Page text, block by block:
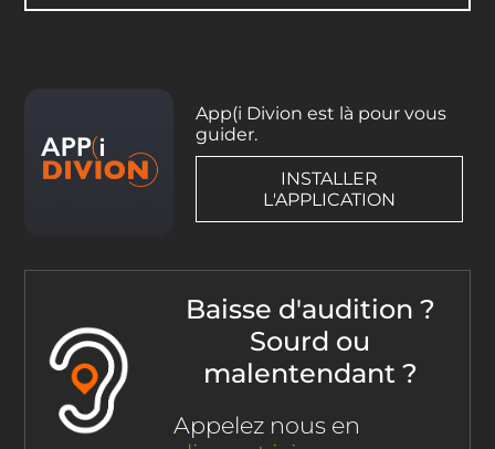
App(i Divion est là pour vous
guider.
INSTALLER
L'APPLICATION
Baisse d'audition ?
Sourd ou
malentendant ?
Appelez nous en